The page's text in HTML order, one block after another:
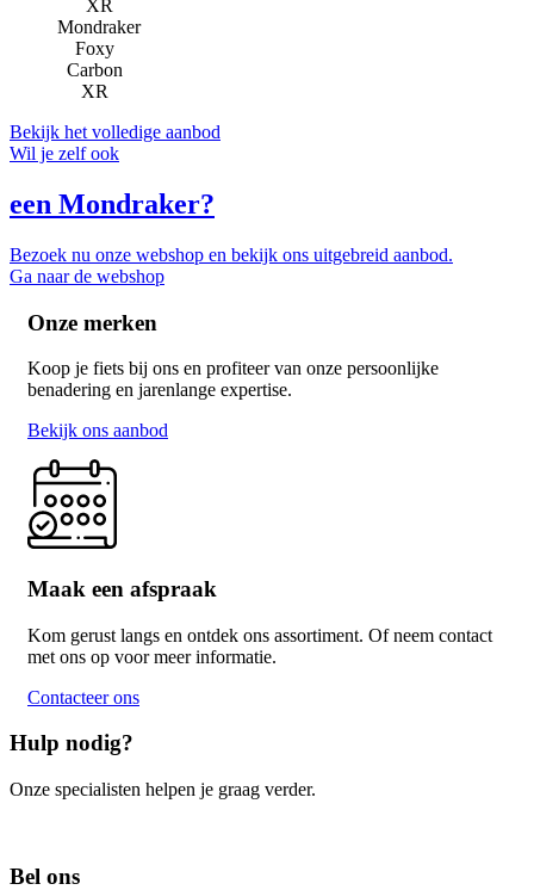
Mondraker
Foxy
Carbon
XR
Bekijk het volledige aanbod
Wil je zelf ook
een Mondraker?
Bezoek nu onze webshop en bekijk ons uitgebreid aanbod.
Ga naar de webshop
Onze merken
Koop je fiets bij ons en profiteer van onze persoonlijke
benadering en jarenlange expertise.
Bekijk ons aanbod
Maak een afspraak
Kom gerust langs en ontdek ons assortiment. Of neem contact
met ons op voor meer informatie.
Contacteer ons
Hulp nodig?
Onze specialisten helpen je graag verder.
Bel ons